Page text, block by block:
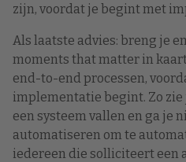
zijn, voordat je begint met
Als laatste advies: breng je
moments that matter in
end-to-end processen,
implementatie begint. Zo zie
een systeem vallen en ga je
automatiseren om te
iedereen die solliciteert een